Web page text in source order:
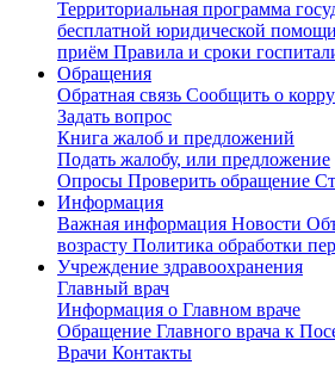
Территориальная программа
бесплатной юридической
приём Правила и сроки
Обращения
Обратная связь Сообщить о
Задать вопрос
Книга жалоб и предложений
Подать жалобу, или предложение
Опросы Проверить обращение
Информация
Важная информация Новости
возрасту Политика обработки
Учреждение здравоохранения
Главный врач
Информация о Главном враче
Обращение Главного врача к
Врачи Контакты